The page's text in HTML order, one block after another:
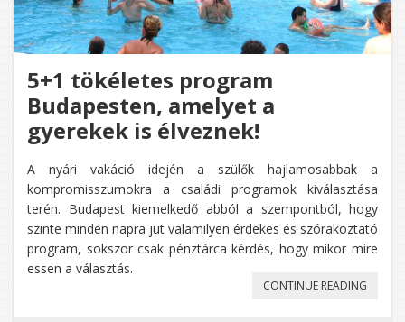
5+1 tökéletes program
Budapesten, amelyet a
gyerekek is élveznek!
A nyári vakáció idején a szülők hajlamosabbak a
kompromisszumokra a családi programok kiválasztása
terén. Budapest kiemelkedő abból a szempontból, hogy
szinte minden napra jut valamilyen érdekes és szórakoztató
program, sokszor csak pénztárca kérdés, hogy mikor mire
essen a választás.
CONTINUE READING